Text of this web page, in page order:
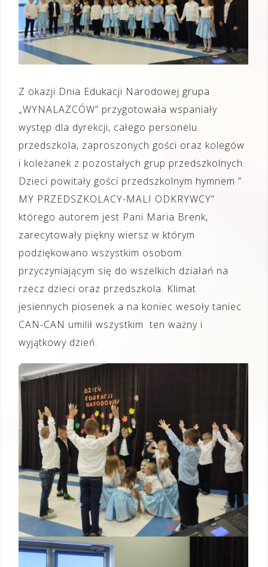
Z okazji Dnia Edukacji Narodowej grupa
„WYNALAZCÓW” przygotowała wspaniały
występ dla dyrekcji, całego personelu
przedszkola, zaproszonych gości oraz kolegów
i koleżanek z pozostałych grup przedszkolnych.
Dzieci powitały gości przedszkolnym hymnem ”
MY PRZEDSZKOLACY-MALI ODKRYWCY”
którego autorem jest Pani Maria Brenk,
zarecytowały piękny wiersz w którym
podziękowano wszystkim osobom
przyczyniającym się do wszelkich działań na
rzecz dzieci oraz przedszkola. Klimat
jesiennych piosenek a na koniec wesoły taniec
CAN-CAN umilił wszystkim ten ważny i
wyjątkowy dzień.